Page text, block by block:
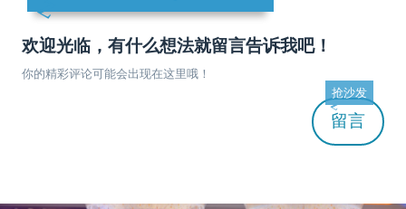
欢迎光临，有什么想法就留言告诉我吧！
你的精彩评论可能会出现在这里哦！
留言
抢沙发